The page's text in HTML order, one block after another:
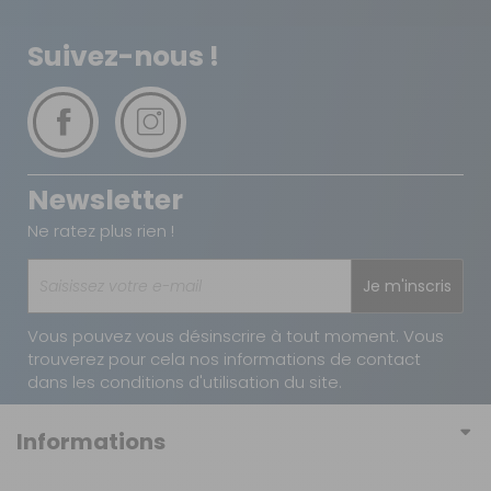
TNT Express
8 €
Retour simple sous 14 jours :
Vous avez changé d'avis ?
Retournez nous vos achats en utilisant le bon de retour.
Suivez-nous !
Newsletter
Ne ratez plus rien !
Je m'inscris
Vous pouvez vous désinscrire à tout moment. Vous
trouverez pour cela nos informations de contact
dans les conditions d'utilisation du site.
Informations